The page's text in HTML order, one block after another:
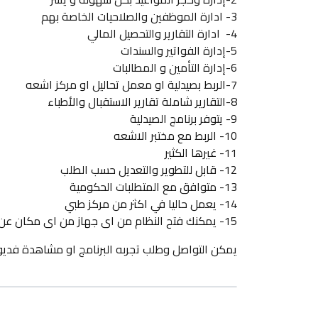
3- ادارة الموظفين والصلاحيات الخاصة بهم
4- ادارة التقارير والتحصيل المالي
5-إدارة الفواتير والسندات
6-إدارة التأمين و المطالبات
7-الربط بصيدلية او معمل تحاليل او مركز اشعه
8-التقارير شاملة تقارير الاستقبال والأطباء
9- يتوفر برنامج الصيدلية
10- الربط مع مختبر الاشعه
11- غيرها الكثير
12- قابل للتطوير والتعديل حسب الطلب
13- متوافق مع المتطلبات الحكومية
14- يعمل حاليا في اكثر من مركز طبي
15- يمكنك فتح النظام من اى جهاز من اى مكان عن طريق الانترنت
يمكن التواصل وطلب تجربه البرنامج او مشاهدة